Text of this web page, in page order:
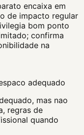
encaixa em
de impacto regular
bom ponto
confirma
na
adequado
mas nao
regras de
quando